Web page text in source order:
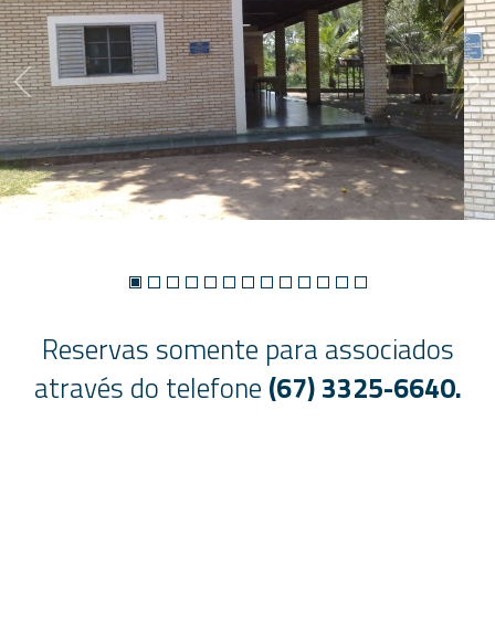
Reservas somente para associados
através do telefone (67) 3325-6640.